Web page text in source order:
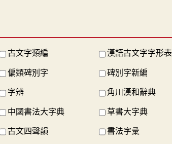
古文字類編 漢語古文字字形表
偏類碑別字 碑別字新編
字辨 角川漢和辭典
中國書法大字典 草書大字典
古文四聲韻 書法字彙